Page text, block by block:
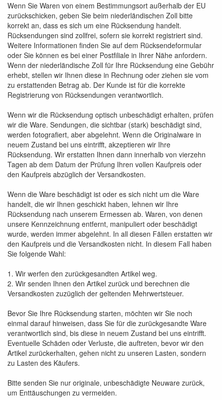
Wenn Sie Waren von einem Bestimmungsort außerhalb der EU
zurückschicken, geben Sie beim niederländischen Zoll bitte
korrekt an, dass es sich um eine Rücksendung handelt.
Rücksendungen sind zollfrei, sofern sie korrekt registriert sind.
Weitere Informationen finden Sie auf dem Rücksendeformular
oder Sie können es bei einer Postfiliale in Ihrer Nähe anfordern.
Wenn der niederländische Zoll für Ihre Rücksendung eine Gebühr
erhebt, stellen wir Ihnen diese in Rechnung oder ziehen sie vom
zu erstattenden Betrag ab. Der Kunde ist für die korrekte
Registrierung von Rücksendungen verantwortlich.
Wenn wir die Rücksendung optisch unbeschädigt erhalten, prüfen
wir die Ware. Sendungen, die sichtbar (stark) beschädigt sind,
werden fotografiert, aber abgelehnt. Wenn die Originalware in
neuem Zustand bei uns eintrifft, akzeptieren wir Ihre
Rücksendung. Wir erstatten Ihnen dann innerhalb von vierzehn
Tagen ab dem Datum der Prüfung Ihren vollen Kaufpreis oder
den Kaufpreis abzüglich der Versandkosten.
Wenn die Ware beschädigt ist oder es sich nicht um die Ware
handelt, die wir Ihnen geschickt haben, lehnen wir Ihre
Rücksendung nach unserem Ermessen ab. Waren, von denen
unsere Kennzeichnung entfernt, manipuliert oder beschädigt
wurde, werden immer abgelehnt. In all diesen Fällen erstatten wir
den Kaufpreis und die Versandkosten nicht. In diesem Fall haben
Sie folgende Wahl:
1. Wir werfen den zurückgesandten Artikel weg.
2. Wir senden Ihnen den Artikel zurück und berechnen die
Versandkosten zuzüglich der geltenden Mehrwertsteuer.
Bevor Sie Ihre Rücksendung starten, möchten wir Sie noch
einmal darauf hinweisen, dass Sie für die zurückgesandte Ware
verantwortlich sind, bis diese in neuem Zustand bei uns eintrifft.
Eventuelle Schäden oder Verluste, die auftreten, bevor wir den
Artikel zurückerhalten, gehen nicht zu unseren Lasten, sondern
zu Lasten des Käufers.
Bitte senden Sie nur originale, unbeschädigte Neuware zurück,
um Enttäuschungen zu vermeiden.